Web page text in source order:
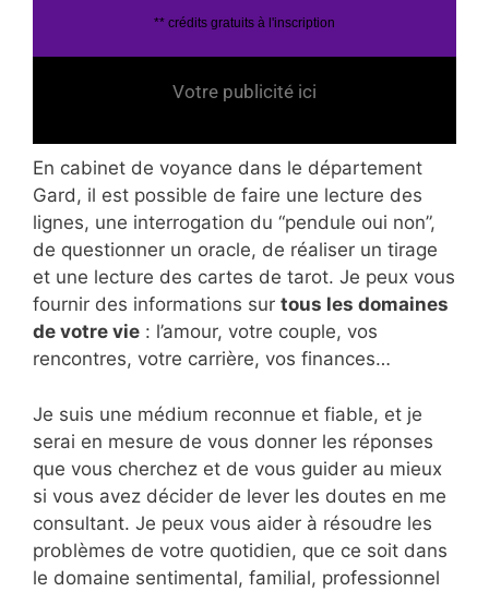
** crédits gratuits à l'inscription
Votre publicité ici
En cabinet de voyance dans le département
Gard, il est possible de faire une lecture des
lignes, une interrogation du “pendule oui non”,
de questionner un oracle, de réaliser un tirage
et une lecture des cartes de tarot. Je peux vous
fournir des informations sur tous les domaines
de votre vie : l’amour, votre couple, vos
rencontres, votre carrière, vos finances…
Je suis une médium reconnue et fiable, et je
serai en mesure de vous donner les réponses
que vous cherchez et de vous guider au mieux
si vous avez décider de lever les doutes en me
consultant. Je peux vous aider à résoudre les
problèmes de votre quotidien, que ce soit dans
le domaine sentimental, familial, professionnel